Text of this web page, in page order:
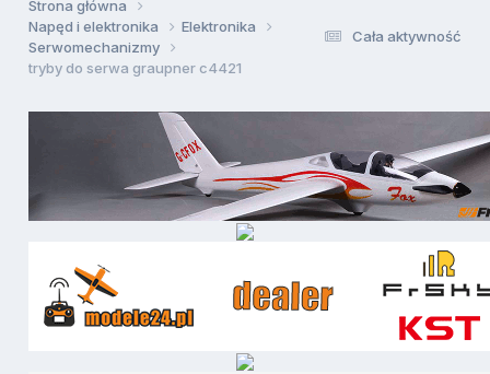
Cała aktywność
Strona główna
Napęd i elektronika
Elektronika
Serwomechanizmy
tryby do serwa graupner c4421